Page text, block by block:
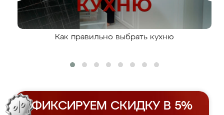
Как правильно выбрать кухню
ФИКСИРУЕМ СКИДКУ В 5%